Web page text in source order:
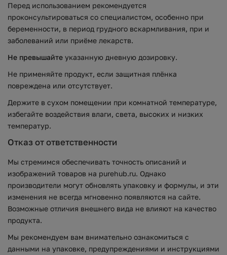
Перед использованием рекомендуется
проконсультироваться со специалистом, особенно при
беременности, в период грудного вскармливания, при и
заболеваний или приёме лекарств.
Не превышайте указанную дневную дозировку.
Не применяйте продукт, если защитная плёнка
повреждена или отсутствует.
Держите в сухом помещении при комнатной температуре,
избегайте воздействия влаги, света, высоких и низких
температур.
Отказ от ответственности
Мы стремимся обеспечивать точность описаний и
изображений товаров на purehub.ru. Однако
производители могут обновлять упаковку и формулы, и эти
изменения не всегда мгновенно появляются на сайте.
Возможные отличия внешнего вида не влияют на качество
продукта.
Мы рекомендуем вам внимательно ознакомиться с
данными на упаковке, предупреждениями и инструкциями